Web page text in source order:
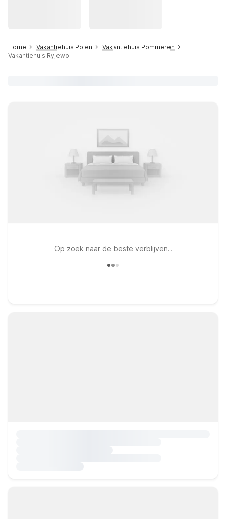
Home Vakantiehuis Polen
Vakantiehuis Pommeren
Vakantiehuis Ryjewo
Op zoek naar de beste verblijven..